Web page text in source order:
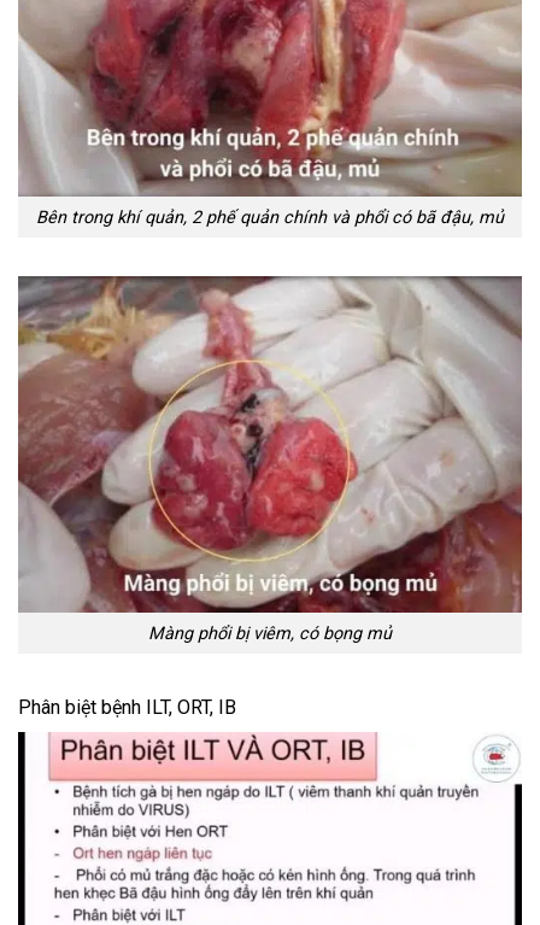
Bên trong khí quản, 2 phế quản chính và phổi có bã đậu, mủ
Màng phổi bị viêm, có bọng mủ
Phân biệt bệnh ILT, ORT, IB